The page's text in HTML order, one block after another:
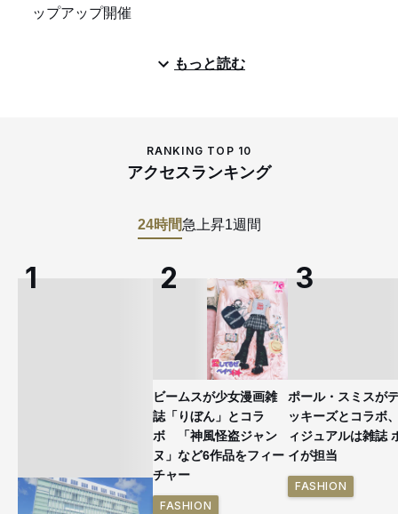
ップアップ開催
もっと読む
RANKING TOP 10
アクセスランキング
24時間急上昇1週間
ビームスが少女漫画雑
誌「りぼん」とコラ
ボ 「神風怪盗ジャン
ヌ」など6作品をフィー
チャー
FASHION
ポール・スミスが
ッキーズとコラボ
ィジュアルは雑誌
イが担当
FASHION